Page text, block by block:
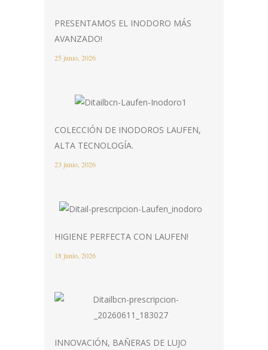
PRESENTAMOS EL INODORO MÁS
AVANZADO!
25 junio, 2026
COLECCIÓN DE INODOROS LAUFEN,
ALTA TECNOLOGÍA.
23 junio, 2026
HIGIENE PERFECTA CON LAUFEN!
18 junio, 2026
INNOVACIÓN, BAÑERAS DE LUJO